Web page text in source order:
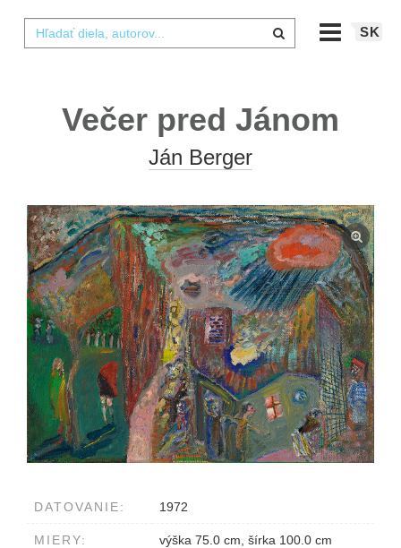
SK
Večer pred Jánom
Ján Berger
DATOVANIE: 1972
MIERY: výška 75.0 cm, šírka 100.0 cm